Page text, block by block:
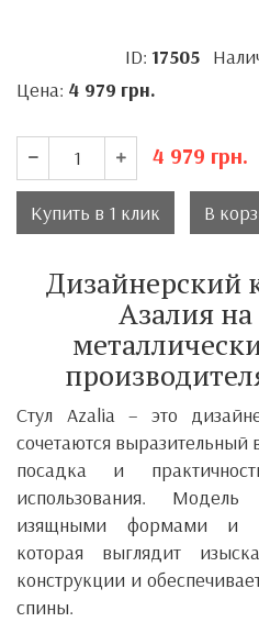
ID: 17505
Цена: 4 979 грн.
4 979 грн.
Купить в 1 клик В
Дизайнерский
Азалия
Стул Azalia – это
сочетаются
посадка и
использования.
изящными формами и
которая выглядит
конструкции и
спины.